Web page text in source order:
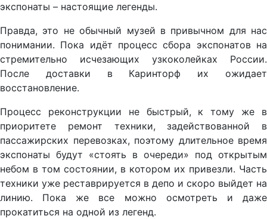
экспонаты – настоящие легенды.
Правда, это не обычный музей в привычном для нас
понимании. Пока идёт процесс сбора экспонатов на
стремительно исчезающих узкоколейках России.
После доставки в Каринторф их ожидает
восстановление.
Процесс реконструкции не быстрый, к тому же в
приоритете ремонт техники, задействованной в
пассажирских перевозках, поэтому длительное время
экспонаты будут «стоять в очереди» под открытым
небом в том состоянии, в котором их привезли. Часть
техники уже реставрируется в депо и скоро выйдет на
линию. Пока же все можно осмотреть и даже
прокатиться на одной из легенд.